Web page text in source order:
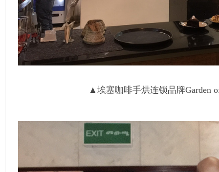
▲埃塞咖啡手烘连锁品牌Garden